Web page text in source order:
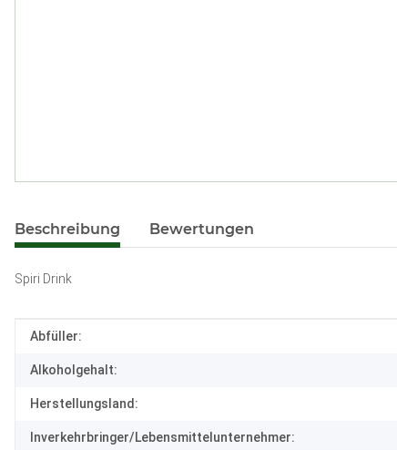
weitere Registerkarten anzeigen
Beschreibung Bewertungen
Spiri Drink
Produkteigenschaft
Wert
Abfüller:
Alkoholgehalt:
Herstellungsland:
Inverkehrbringer/Lebensmittelunternehmer: